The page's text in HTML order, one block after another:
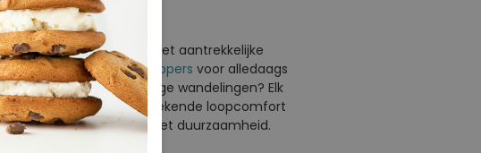
Ecco schoenen met aantrekkelijke
comfortabeleinstappers voor alledaags
veterschoenenvoor lange wandelingen? Elk
en biedt het bekende loopcomfort
met voordeel en stijl met duurzaamheid.